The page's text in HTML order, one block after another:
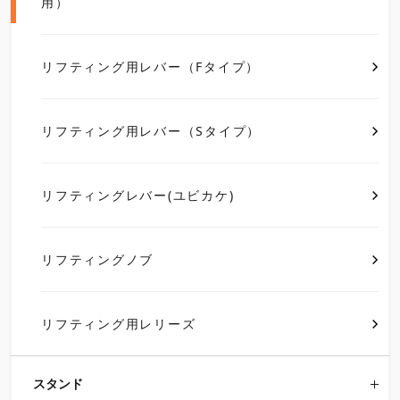
リフティング用レバー（Fタイプ）
リフティング用レバー（Sタイプ）
リフティングレバー(ユビカケ)
リフティングノブ
リフティング用レリーズ
スタンド